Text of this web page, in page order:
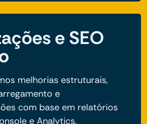
e SEO
melhorias estruturais,
e
com base em relatórios
e Analytics.